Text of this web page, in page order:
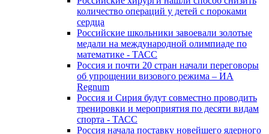
количество операций у детей с пороками
сердца
Российские школьники завоевали золотые
медали на международной олимпиаде по
математике - ТАСС
Россия и почти 20 стран начали переговоры
об упрощении визового режима – ИА
Regnum
Россия и Сирия будут совместно проводить
тренировки и мероприятия по десяти видам
спорта - ТАСС
Россия начала поставку новейшего ядерного